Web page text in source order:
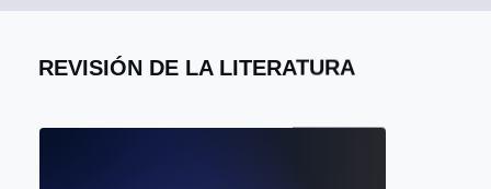
REVISIÓN DE LA LITERATURA